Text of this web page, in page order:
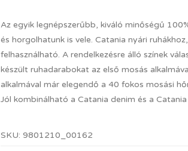
Az egyik legnépszerűbb, kiváló minőségű
és horgolhatunk is vele. Catania nyári
felhasználható. A rendelkezésre álló színek
készült ruhadarabokat az első mosás
alkalmával már elegendő a 40 fokos mosási
Jól kombinálható a Catania denim és a
SKU: 9801210_00162